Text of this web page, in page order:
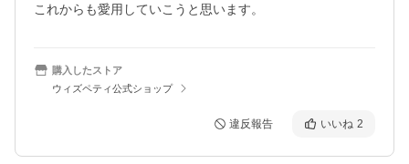
購入したストア
ウィズペティ公式ショップ
違反報告 いいね 2